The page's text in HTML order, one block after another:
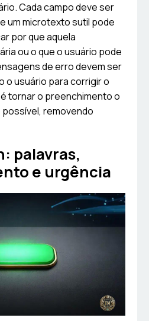
Cada campo deve ser
um microtexto sutil pode
por que aquela
ou o que o usuário pode
de erro devem ser
o usuário para corrigir o
tornar o preenchimento o
removendo
palavras,
e urgência